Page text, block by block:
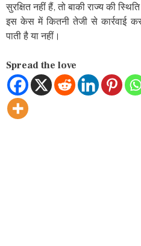
सुरक्षित नहीं हैं, तो बाकी राज्य की
इस केस में कितनी तेजी से कार्रवाई
पाती है या नहीं।
Spread the love